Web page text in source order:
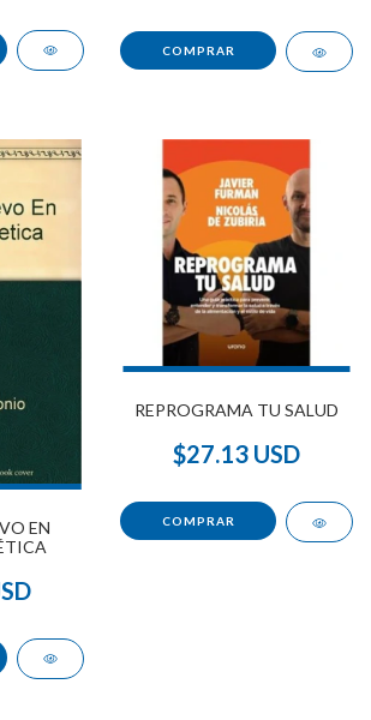
EN
REPROGRAMA TU SALUD
$27.13 USD